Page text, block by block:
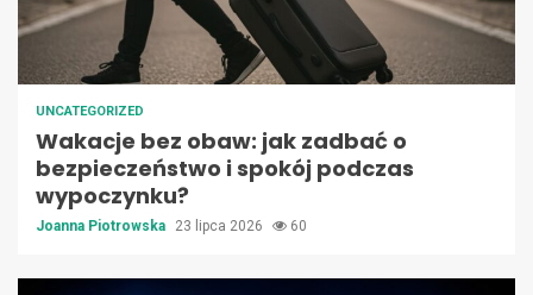
UNCATEGORIZED
Wakacje bez obaw: jak zadbać o
bezpieczeństwo i spokój podczas
wypoczynku?
Joanna Piotrowska 23 lipca 2026 60